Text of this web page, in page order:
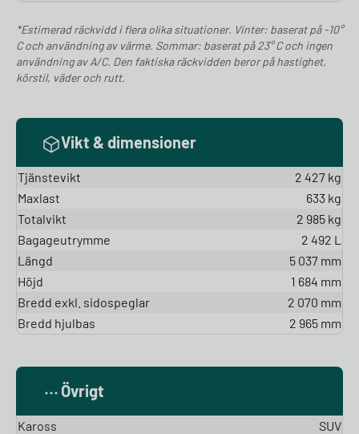
*Estimerad räckvidd i flera olika situationer. Vinter: baserat på -10°
C och användning av värme. Sommar: baserat på 23° C och ingen
användning av A/C. Den faktiska räckvidden beror på hastighet,
körstil, väder och rutt.
Vikt & dimensioner
Tjänstevikt
2 427 kg
Maxlast
633 kg
Totalvikt
2 985 kg
Bagageutrymme
2 492 L
Längd
5 037 mm
Höjd
1 684 mm
Bredd exkl. sidospeglar
2 070 mm
Bredd hjulbas
2 965 mm
Övrigt
Kaross
SUV